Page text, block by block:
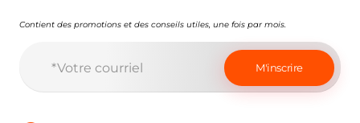
Contient des promotions et des conseils utiles, une fois par mois.